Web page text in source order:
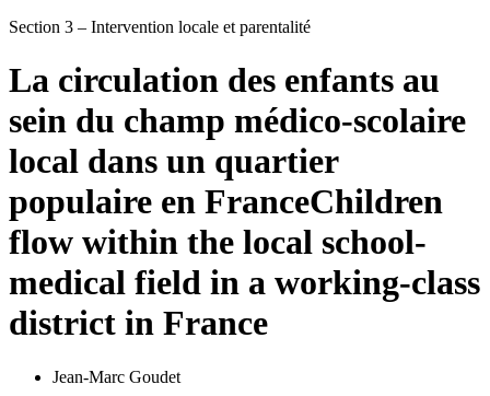
Section 3 – Intervention locale et parentalité
La circulation des enfants au
sein du champ médico-scolaire
local dans un quartier
populaire en FranceChildren
flow within the local school-
medical field in a working-class
district in France
Jean-Marc Goudet